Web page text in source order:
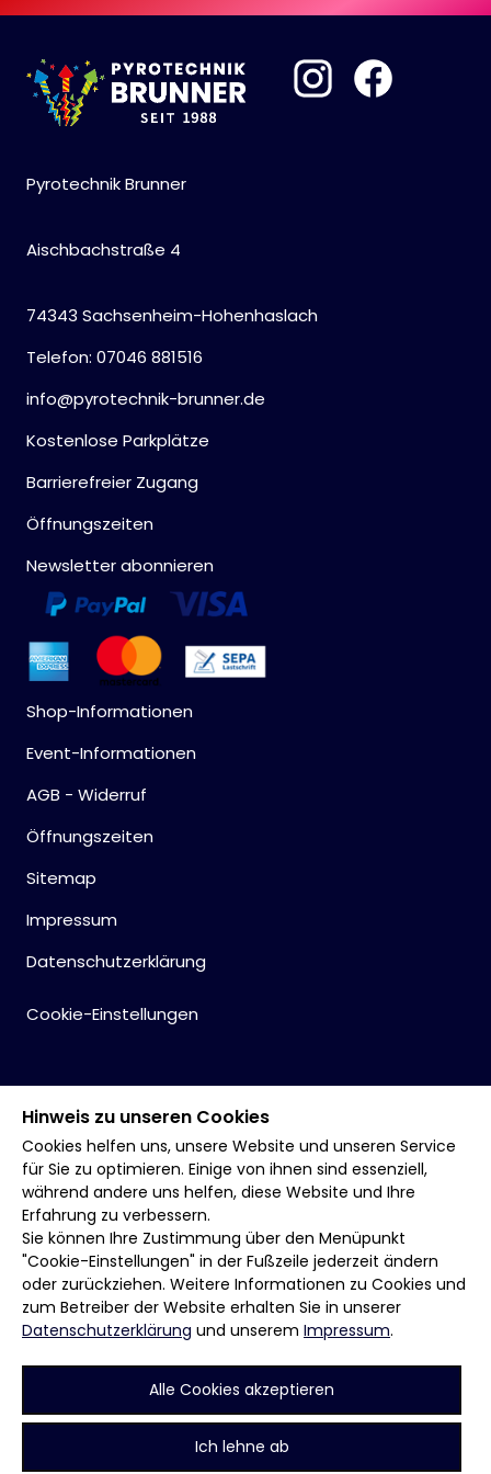
Pyrotechnik Brunner
Aischbachstraße 4
74343 Sachsenheim-Hohenhaslach
Telefon: 07046 881516
info@pyrotechnik-brunner.de
Kostenlose Parkplätze
Barrierefreier Zugang
Öffnungszeiten
Newsletter abonnieren
Shop-Informationen
Event-Informationen
AGB - Widerruf
Öffnungszeiten
Sitemap
Impressum
Datenschutzerklärung
Cookie-Einstellungen
Hinweis zu unseren Cookies
Cookies helfen uns, unsere Website und unseren Service
für Sie zu optimieren. Einige von ihnen sind essenziell,
während andere uns helfen, diese Website und Ihre
Erfahrung zu verbessern.
Sie können Ihre Zustimmung über den Menüpunkt
"Cookie-Einstellungen" in der Fußzeile jederzeit ändern
oder zurückziehen. Weitere Informationen zu Cookies und
zum Betreiber der Website erhalten Sie in unserer
Datenschutzerklärung und unserem Impressum.
Ich lehne ab
Alle Cookies akzeptieren